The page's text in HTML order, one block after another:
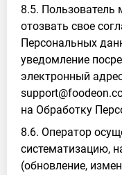
8.5.
отозвать свое
Персональных
уведомление
электронный
на Обработку
8.6. Оператор
систематизацию,
(обновление,